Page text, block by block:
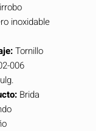
inoxidable
Tornillo
006
Brida